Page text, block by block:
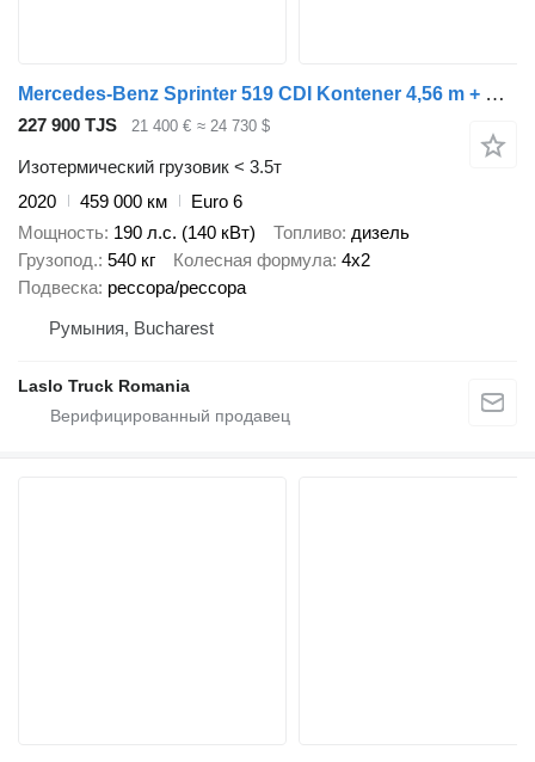
Mercedes-Benz Sprinter 519 CDI Kontener 4,56 m + Drzwi Bliźniaki Automat Salon
227 900 TJS 21 400 € ≈ 24 730 $
Изотермический грузовик < 3.5т
2020
459 000 км
Euro 6
Мощность 190 л.с. (140 кВт) Топливо дизель
Грузопод. 540 кг Колесная формула 4x2
Подвеска рессора/рессора
Румыния, Bucharest
Laslo Truck Romania